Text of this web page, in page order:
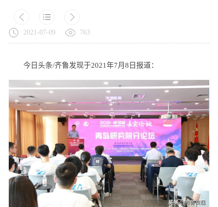
2021-07-09 763
今日头条/齐鲁发现于2021年7月8日报道：